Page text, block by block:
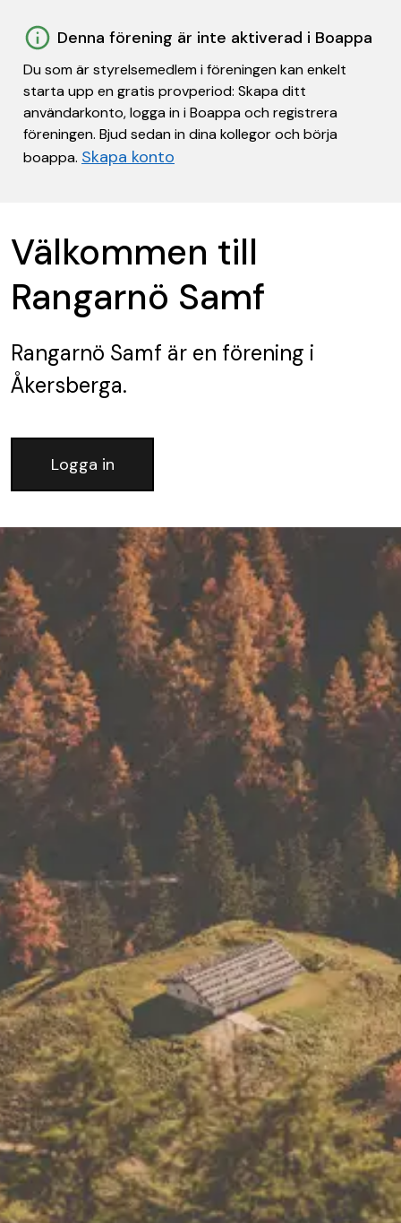
Denna förening är inte aktiverad i Boappa
Du som är styrelsemedlem i föreningen kan enkelt
starta upp en gratis provperiod: Skapa ditt
användarkonto, logga in i Boappa och registrera
föreningen. Bjud sedan in dina kollegor och börja
boappa. Skapa konto
Välkommen till
Rangarnö Samf
Rangarnö Samf är en förening i
Åkersberga.
Logga in